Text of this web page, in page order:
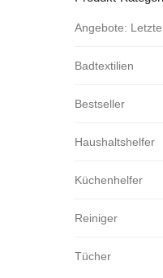
Angebote:
Badtextilien
Bestseller
Haushaltshelfer
Küchenhelfer
Reiniger
Tücher